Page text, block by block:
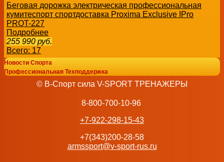
Беговая дорожка электрическая профессиональная
кумитеспорт спортдоставка Proxima Exclusive IPro
PROT-227
Подробнее
255 990 руб.
Всего: 17
Новости Спорта
Профессиональная Техподдержка
© В-Спорт сила V-SPORT ТРЕНАЖЕРЫ
8-800-700-10-96
+7-922-298-15-43
+7(343)200-28-58
armssport@v-sport-rus.ru